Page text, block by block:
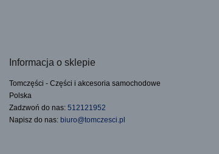
Informacja o sklepie
Tomczęści - Części i akcesoria samochodowe
Polska
Zadzwoń do nas: 512121952
Napisz do nas: biuro@tomczesci.pl